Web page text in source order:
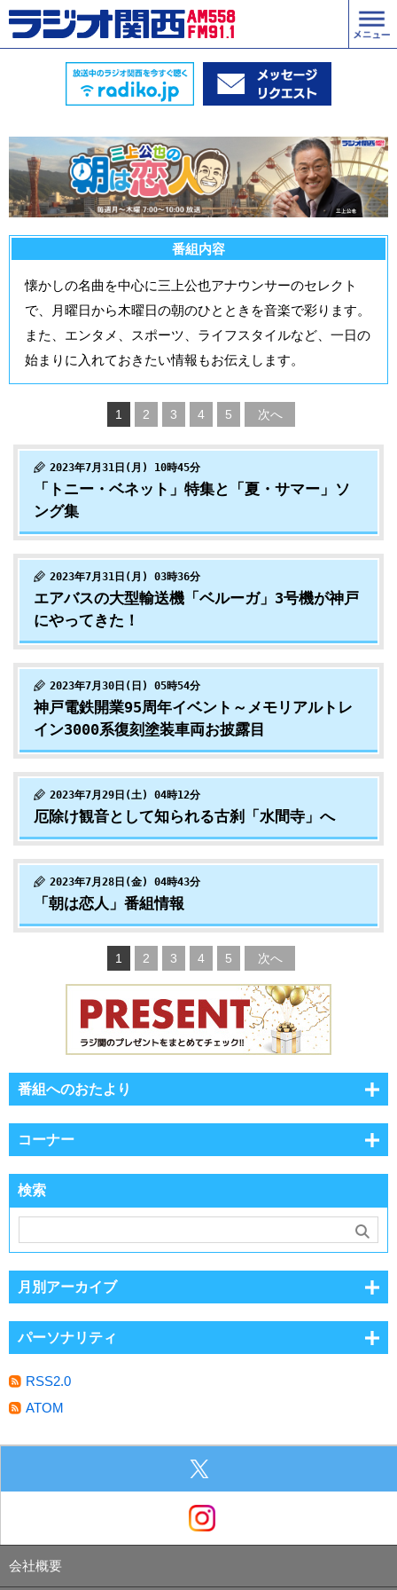
番組内容
懐かしの名曲を中心に三上公也アナウンサーのセレクト
で、月曜日から木曜日の朝のひとときを音楽で彩ります。
また、エンタメ、スポーツ、ライフスタイルなど、一日の
始まりに入れておきたい情報もお伝えします。
1 2 3 4 5 次へ
2023年7月31日(月) 10時45分
「トニー・ベネット」特集と「夏・サマー」ソ
ング集
2023年7月31日(月) 03時36分
エアバスの大型輸送機「ベルーガ」3号機が神戸
にやってきた！
2023年7月30日(日) 05時54分
神戸電鉄開業95周年イベント～メモリアルトレ
イン3000系復刻塗装車両お披露目
2023年7月29日(土) 04時12分
厄除け観音として知られる古刹「水間寺」へ
2023年7月28日(金) 04時43分
「朝は恋人」番組情報
1 2 3 4 5 次へ
番組へのおたより
コーナー
検索
月別アーカイブ
パーソナリティ
RSS2.0
ATOM
会社概要